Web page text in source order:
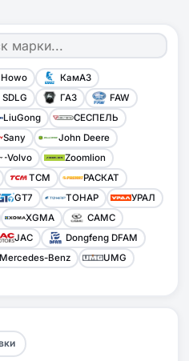
Howo
КамАЗ
SDLG ГАЗ
FAW
LiuGong
СЕСПЕЛЬ
Sany
John Deere
Volvo
Zoomlion
TCM
РАСКАТ
GT7 ТОНАР
УРАЛ
XGMA
CAMC
JAC
Dongfeng DFAM
Mercedes-Benz
UMG